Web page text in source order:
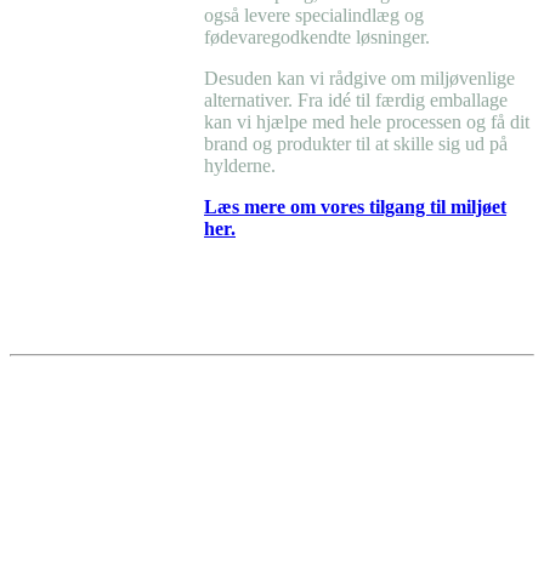
også levere specialindlæg og
fødevaregodkendte løsninger.
Desuden kan vi rådgive om miljøvenlige
alternativer. Fra idé til færdig emballage
kan vi hjælpe med hele processen og få dit
brand og produkter til at skille sig ud på
hylderne.
Læs mere om vores tilgang til miljøet
her.